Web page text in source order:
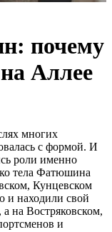
почему
Аллее
многих
с формой. И
роли именно
тела Фатюшина
Кунцевском
и находили свой
на Востряковском,
и